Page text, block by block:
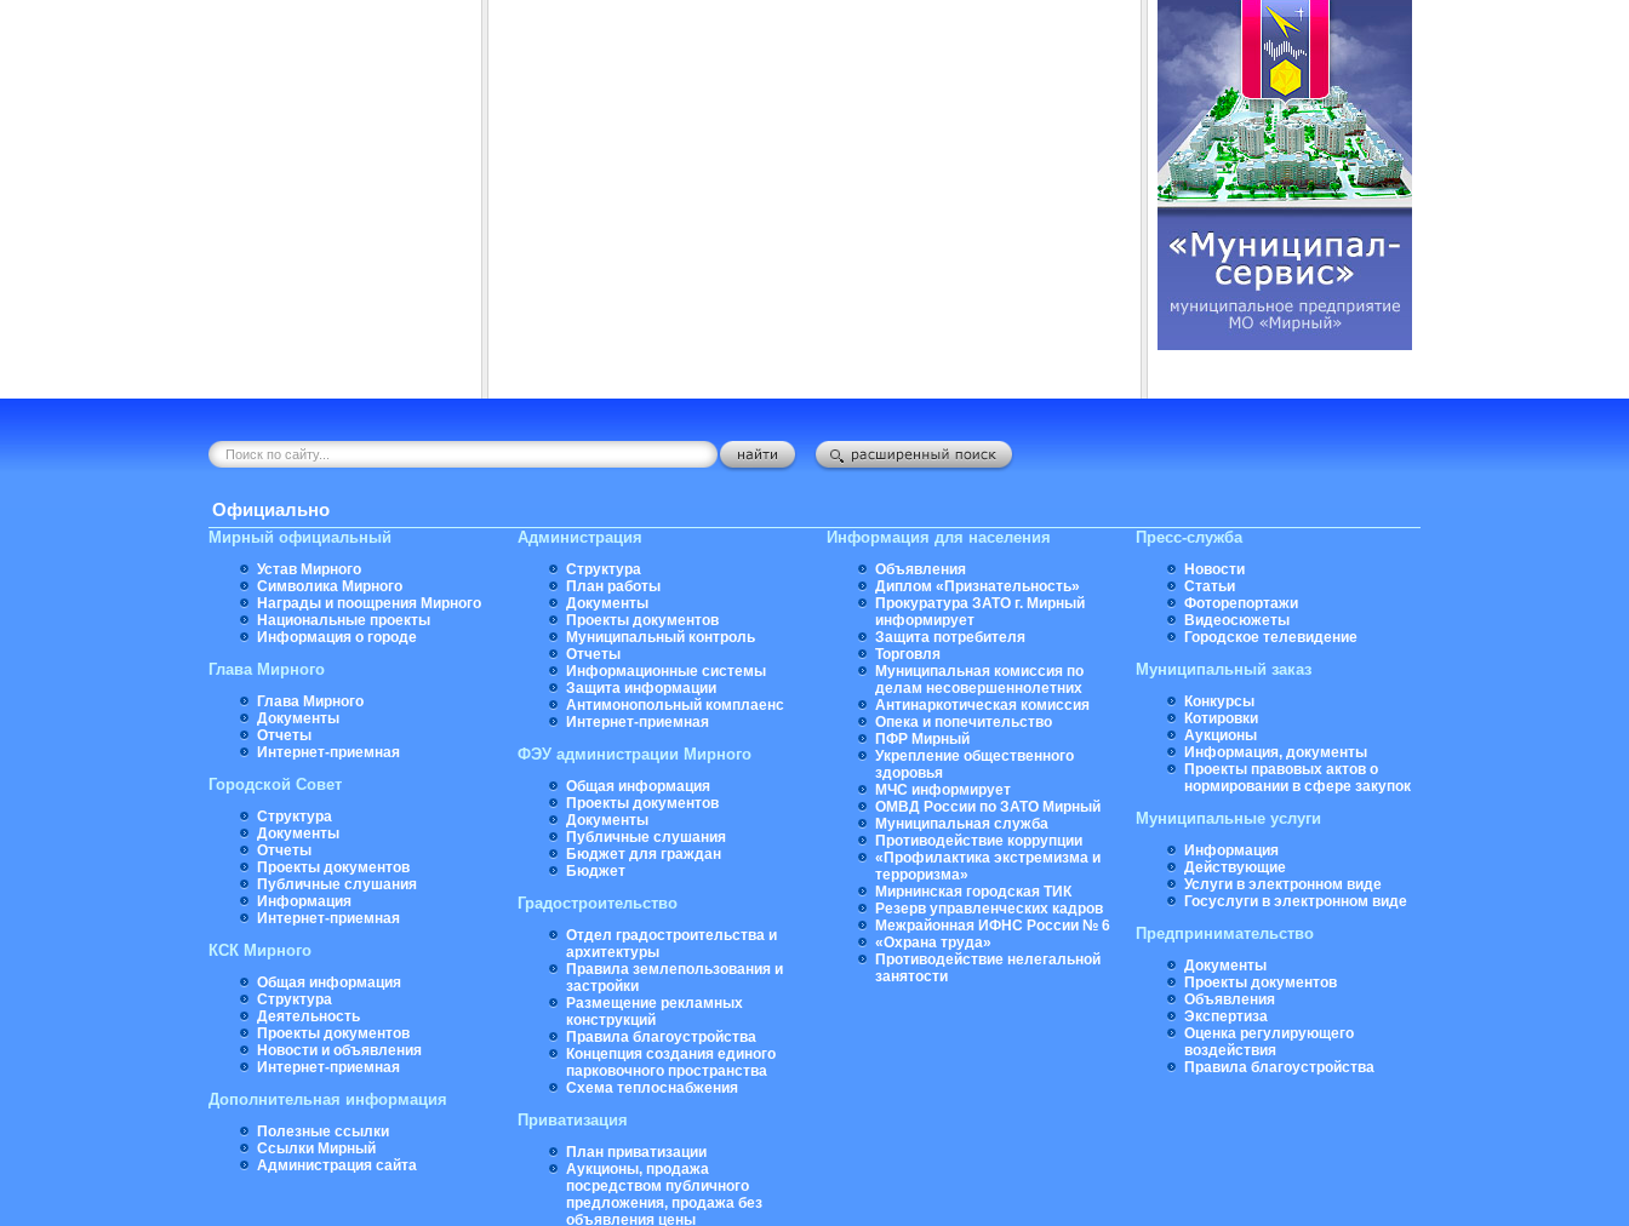
Официально
Мирный официальный
Устав Мирного
Символика Мирного
Награды и поощрения Мирного
Национальные проекты
Информация о городе
Глава Мирного
Глава Мирного
Документы
Отчеты
Интернет-приемная
Городской Совет
Структура
Документы
Отчеты
Проекты документов
Публичные слушания
Информация
Интернет-приемная
КСК Мирного
Общая информация
Структура
Деятельность
Проекты документов
Новости и объявления
Интернет-приемная
Дополнительная информация
Полезные ссылки
Ссылки Мирный
Администрация сайта
Администрация
Структура
План работы
Документы
Проекты документов
Муниципальный контроль
Отчеты
Информационные системы
Защита информации
Антимонопольный комплаенс
Интернет-приемная
ФЭУ администрации Мирного
Общая информация
Проекты документов
Документы
Публичные слушания
Бюджет для граждан
Бюджет
Градостроительство
Отдел градостроительства и
архитектуры
Правила землепользования и
застройки
Размещение рекламных
конструкций
Правила благоустройства
Концепция создания единого
парковочного пространства
Схема теплоснабжения
Приватизация
План приватизации
Аукционы, продажа
посредством публичного
предложения, продажа без
объявления цены
Информация для населения
Объявления
Диплом «Признательность»
Прокуратура ЗАТО г. Мирный
информирует
Защита потребителя
Торговля
Муниципальная комиссия по
делам несовершеннолетних
Антинаркотическая комиссия
Опека и попечительство
ПФР Мирный
Укрепление общественного
здоровья
МЧС информирует
ОМВД России по ЗАТО Мирный
Муниципальная cлужба
Противодействие коррупции
«Профилактика экстремизма и
терроризма»
Мирнинская городская ТИК
Резерв управленческих кадров
Межрайонная ИФНС России № 6
«Охрана труда»
Противодействие нелегальной
занятости
Пресс-служба
Новости
Статьи
Фоторепортажи
Видеосюжеты
Городское телевидение
Муниципальный заказ
Конкурсы
Котировки
Аукционы
Информация, документы
Проекты правовых актов о
нормировании в сфере закупок
Муниципальные услуги
Информация
Действующие
Услуги в электронном виде
Госуслуги в электронном виде
Предпринимательство
Документы
Проекты документов
Объявления
Экспертиза
Оценка регулирующего
воздействия
Правила благоустройства